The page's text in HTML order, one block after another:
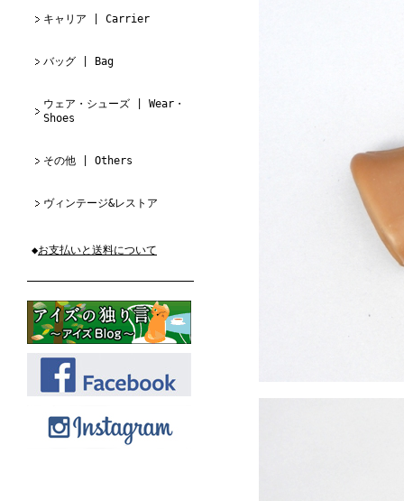
キャリア | Carrier
バッグ | Bag
ウェア・シューズ | Wear・
Shoes
その他 | Others
ヴィンテージ&レストア
◆お支払いと送料について